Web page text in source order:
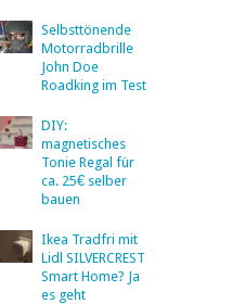
Selbsttönende
Motorradbrille
John Doe
Roadking im Test
DIY:
magnetisches
Tonie Regal für
ca. 25€ selber
bauen
Ikea Tradfri mit
Lidl SILVERCREST
Smart Home? Ja
es geht